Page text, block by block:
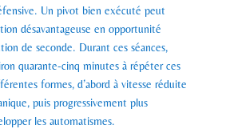
Un pivot bien exécuté peut
désavantageuse en opportunité
de seconde. Durant ces séances,
quarante-cinq minutes à répéter ces
formes, d’abord à vitesse réduite
puis progressivement plus
les automatismes.